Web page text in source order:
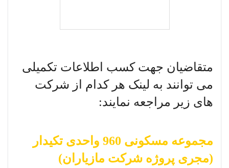
متقاضیان جهت کسب اطلاعات تکمیلی
می توانند به لینک هر کدام از شرکت
های زیر مراجعه نمایند:
مجموعه مسکونی 960 واحدی تکیدار
(مجری پروژه شرکت مازیاران)